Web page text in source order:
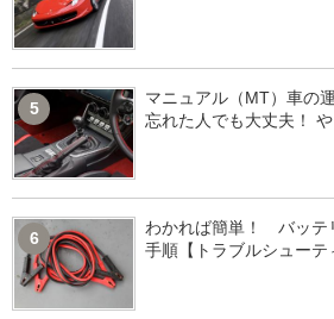
5
マニュアル（MT）車の
忘れた人でも大丈夫！
6
わかれば簡単！ バッテ
手順【トラブルシューテ